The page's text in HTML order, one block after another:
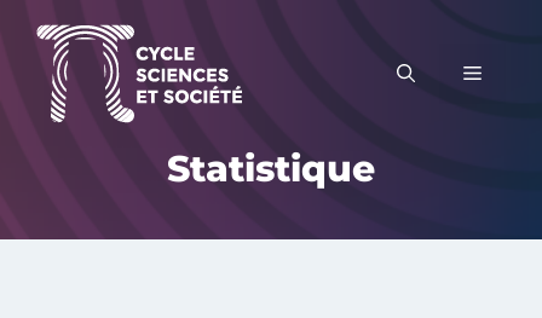
contenu
MENU
Statistique